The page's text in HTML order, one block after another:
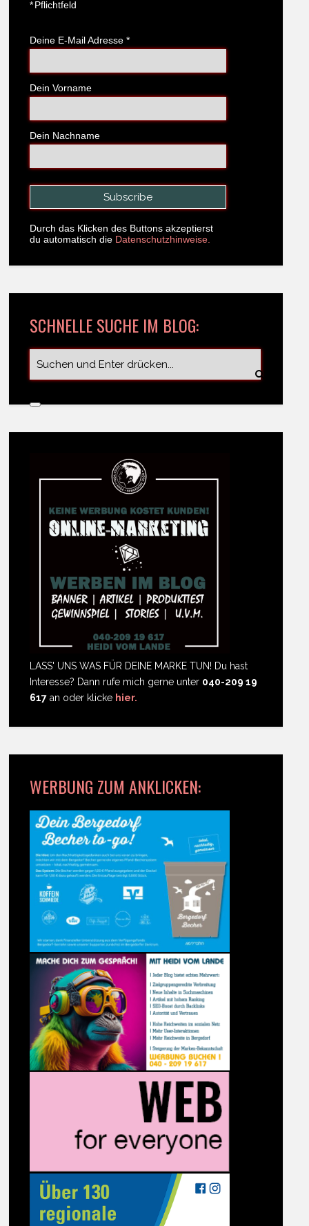
*Pflichtfeld
Deine E-Mail Adresse *
Dein Vorname
Dein Nachname
Durch das Klicken des Buttons akzeptierst
du automatisch die Datenschutzhinweise.
SCHNELLE SUCHE IM BLOG:
LASS' UNS WAS FÜR DEINE MARKE TUN! Du hast
Interesse? Dann rufe mich gerne unter 040-209 19
617 an oder klicke hier.
WERBUNG ZUM ANKLICKEN: